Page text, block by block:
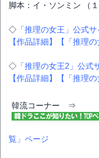
脚本：イ・ソンミン （１
◇ 「推理の女王」公式サ
【作品詳細】
【「推理
◇ 「推理の女王2」公式
【作品詳細】
【「推理
韓流コーナー ⇒
覧」ページ